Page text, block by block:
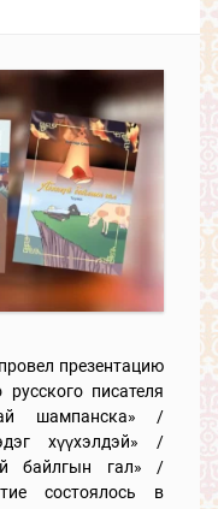
презентацию
писателя
шампанска» /
хүүхэлдэй» /
байлгын гал» /
состоялось в